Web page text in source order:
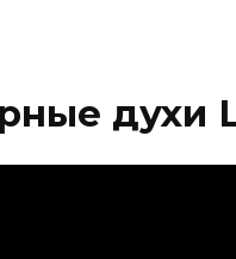
духи